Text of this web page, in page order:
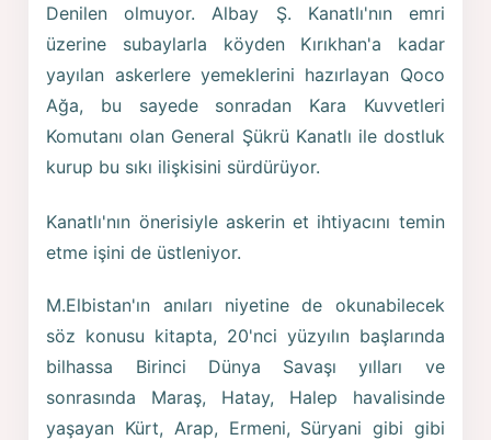
Denilen olmuyor. Albay Ş. Kanatlı'nın emri
üzerine subaylarla köyden Kırıkhan'a kadar
yayılan askerlere yemeklerini hazırlayan Qoco
Ağa, bu sayede sonradan Kara Kuvvetleri
Komutanı olan General Şükrü Kanatlı ile dostluk
kurup bu sıkı ilişkisini sürdürüyor.
Kanatlı'nın önerisiyle askerin et ihtiyacını temin
etme işini de üstleniyor.
M.Elbistan'ın anıları niyetine de okunabilecek
söz konusu kitapta, 20'nci yüzyılın başlarında
bilhassa Birinci Dünya Savaşı yılları ve
sonrasında Maraş, Hatay, Halep havalisinde
yaşayan Kürt, Arap, Ermeni, Süryani gibi gibi